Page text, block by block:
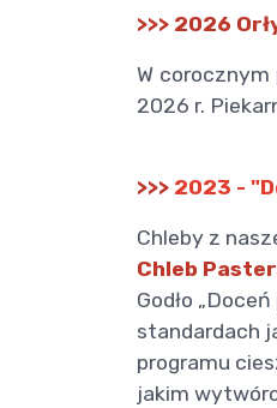
>>> 2026
W
2026 r.
>>> 2023 -
Chleby z
Chleb
Godło
standardach
programu
jakim